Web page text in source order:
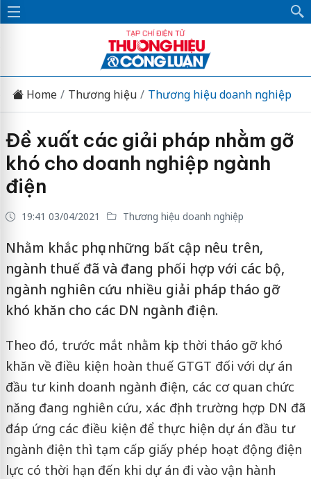
Home Thương hiệu Thương hiệu doanh nghiệp
Đề xuất các giải pháp nhằm gỡ
khó cho doanh nghiệp ngành
điện
19:41 03/04/2021 Thương hiệu doanh nghiệp
Nhằm khắc phục những bất cập nêu trên,
ngành thuế đã và đang phối hợp với các bộ,
ngành nghiên cứu nhiều giải pháp tháo gỡ
khó khăn cho các DN ngành điện.
Theo đó, trước mắt nhằm kịp thời tháo gỡ khó
khăn về điều kiện hoàn thuế GTGT đối với dự án
đầu tư kinh doanh ngành điện, các cơ quan chức
năng đang nghiên cứu, xác định trường hợp DN đã
đáp ứng các điều kiện để thực hiện dự án đầu tư
ngành điện thì tạm cấp giấy phép hoạt động điện
lực có thời hạn đến khi dự án đi vào vận hành